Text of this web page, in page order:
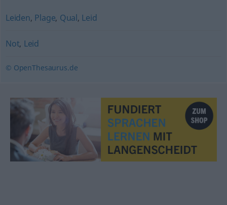
Leiden, Plage, Qual, Leid
Not, Leid
© OpenThesaurus.de